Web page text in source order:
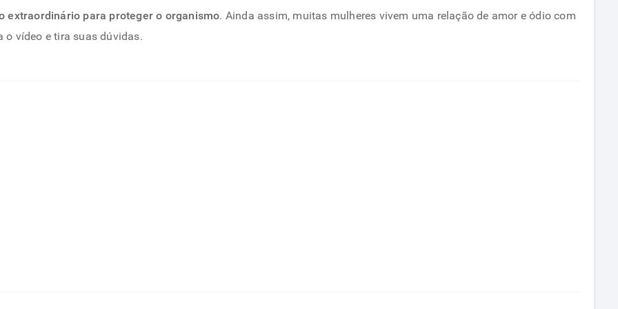
extraordinário para proteger o organismo. Ainda assim, muitas mulheres vivem uma relação de amor e ódio com
o vídeo e tira suas dúvidas.